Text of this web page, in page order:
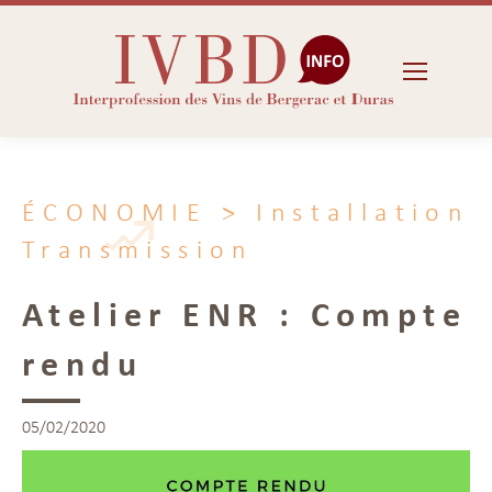
ÉCONOMIE
> Installation
Transmission
Atelier ENR : Compte
rendu
05/02/2020